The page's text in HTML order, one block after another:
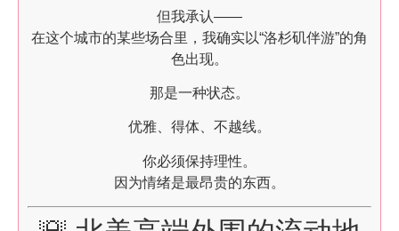
但我承认——
在这个城市的某些场合里，我确实以“洛杉矶伴游”的角
色出现。
那是一种状态。
优雅、得体、不越线。
你必须保持理性。
因为情绪是最昂贵的东西。